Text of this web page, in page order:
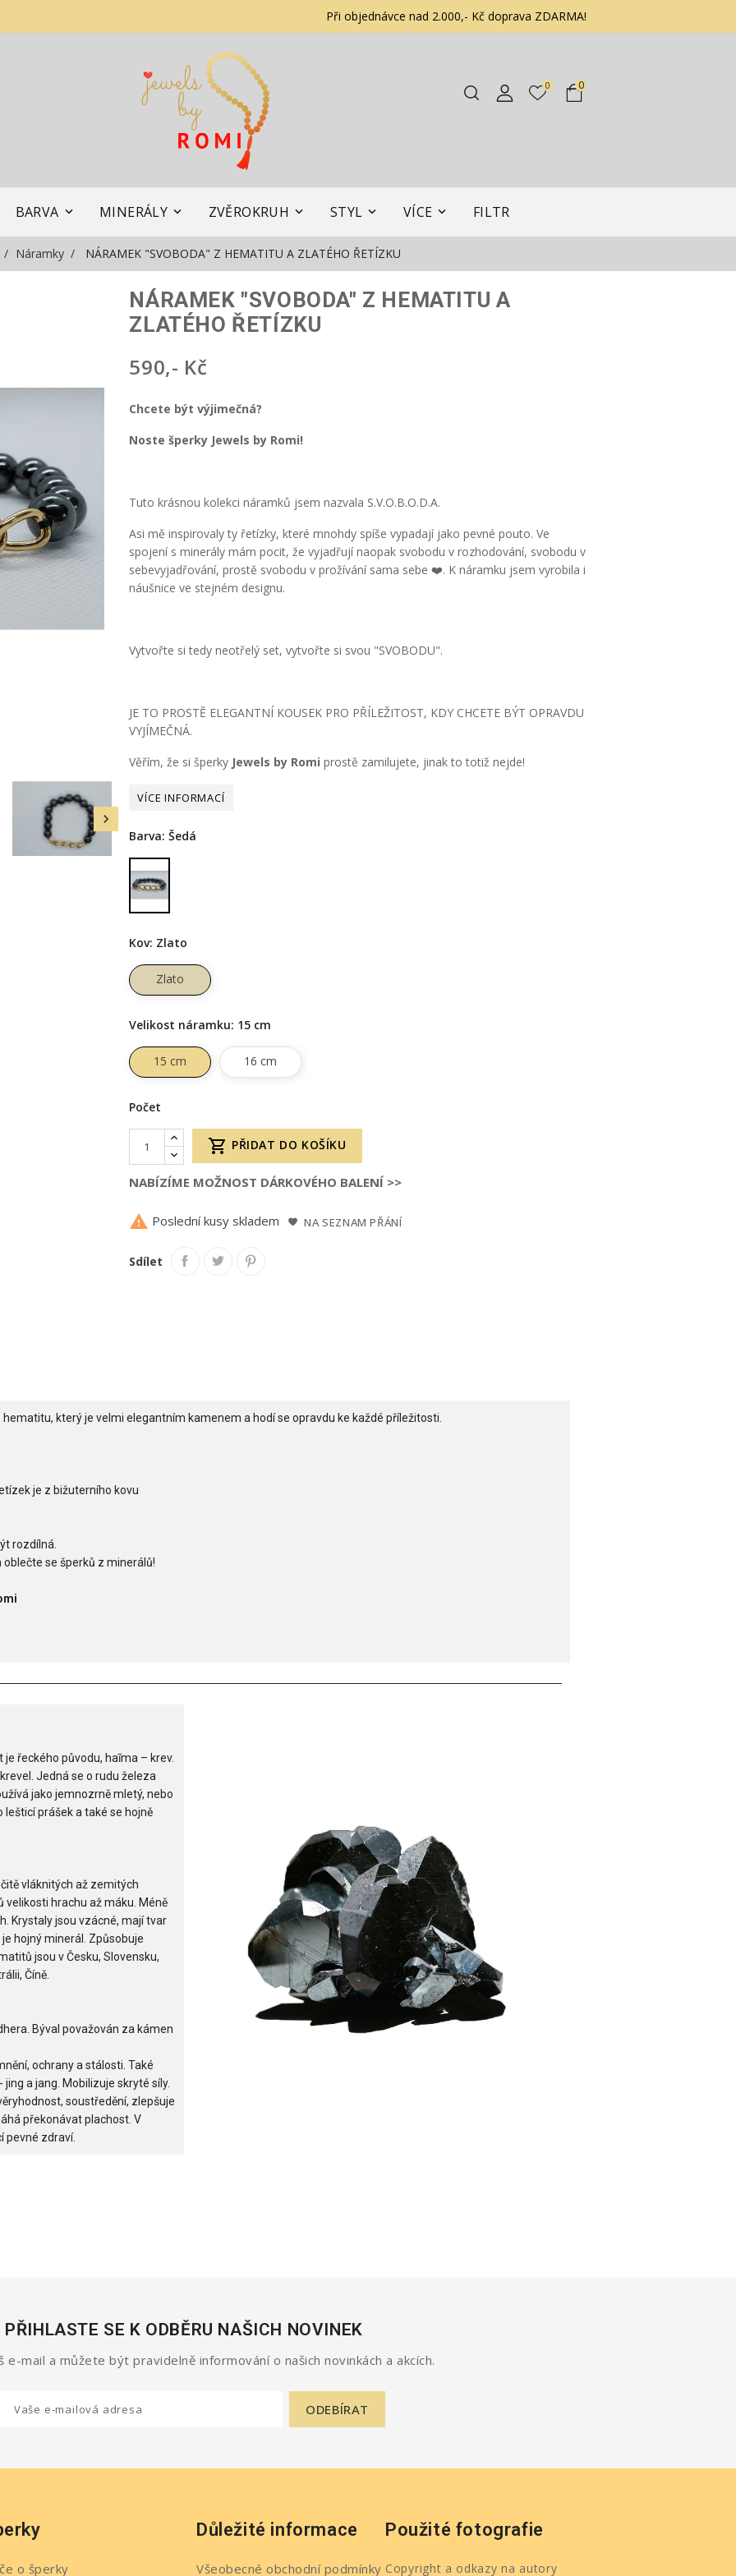
Při objednávce nad 2.000,- Kč doprava ZDARMA!
0
0
BARVA MINERÁLY ZVĚROKRUH STYL VÍCE FILTR
Náramky NÁRAMEK "SVOBODA" Z HEMATITU A ZLATÉHO ŘETÍZKU

NÁRAMEK "SVOBODA" Z HEMATITU A
ZLATÉHO ŘETÍZKU
590,- Kč
Chcete být výjimečná?
Noste šperky Jewels by Romi!
Tuto krásnou kolekci náramků jsem nazvala S.V.O.B.O.D.A.
Asi mě inspirovaly ty řetízky, které mnohdy spíše vypadají jako pevné pouto. Ve
spojení s minerály mám pocit, že vyjadřují naopak svobodu v rozhodování, svobodu v
sebevyjadřování, prostě svobodu v prožívání sama sebe ❤️. K náramku jsem vyrobila i
náušnice ve stejném designu.
Vytvořte si tedy neotřelý set, vytvořte si svou "SVOBODU".
JE TO PROSTĚ ELEGANTNÍ KOUSEK PRO PŘÍLEŽITOST, KDY CHCETE BÝT OPRAVDU
VYJÍMEČNÁ.
Věřím, že si šperky Jewels by Romi prostě zamilujete, jinak to totiž nejde!
Barva: Šedá
Šedá
Kov: Zlato
Zlato
Velikost náramku: 15 cm
15 cm 16 cm
Počet
 PŘIDAT DO KOŠÍKU
NABÍZÍME MOŽNOST DÁRKOVÉHO BALENÍ >>
 Poslední kusy skladem NA SEZNAM PŘÁNÍ
Sdílet
který je velmi elegantním kamenem a hodí se opravdu ke každé příležitosti.
je z bižuterního kovu
rozdílná.
se šperků z minerálů!
řeckého původu, haĩma – krev.
Jedná se o rudu železa
jako jemnozrně mletý, nebo
prášek a také se hojně
vláknitých až zemitých
hrachu až máku. Méně
Krystaly jsou vzácné, mají tvar
hojný minerál. Způsobuje
jsou v Česku, Slovensku,
Číně.
Býval považován za kámen
ochrany a stálosti. Také
a jang. Mobilizuje skryté síly.
soustředění, zlepšuje
překonávat plachost. V
pevné zdraví.
PŘIHLASTE SE K ODBĚRU NAŠICH NOVINEK
e-mail a můžete být pravidelně informování o našich novinkách a akcích.
o šperky
Důležité informace
Všeobecné obchodní podmínky
Použité fotografie
Copyright a odkazy na autory